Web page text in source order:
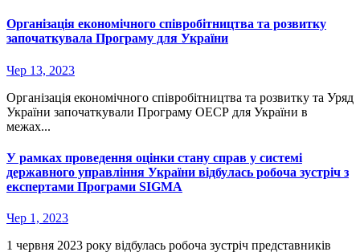
Організація економічного співробітництва та розвитку
започаткувала Програму для України
Чер 13, 2023
Організація економічного співробітництва та розвитку та Уряд
України започаткували Програму ОЕСР для України в
межах...
У рамках проведення оцінки стану справ у системі
державного управління України відбулась робоча зустріч з
експертами Програми SIGMA
Чер 1, 2023
1 червня 2023 року відбулась робоча зустріч представників